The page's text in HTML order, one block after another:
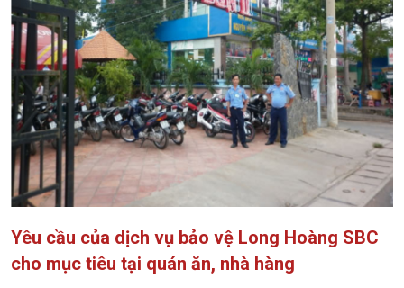
Yêu cầu của dịch vụ bảo vệ Long Hoàng SBC
cho mục tiêu tại quán ăn, nhà hàng